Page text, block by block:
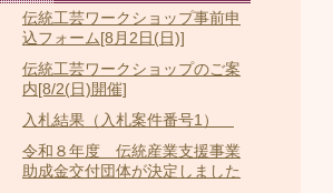
伝統工芸ワークショップ事前申
込フォーム[8月2日(日)]
伝統工芸ワークショップのご案
内[8/2(日)開催]
入札結果（入札案件番号1）
令和８年度 伝統産業支援事業
助成金交付団体が決定しました